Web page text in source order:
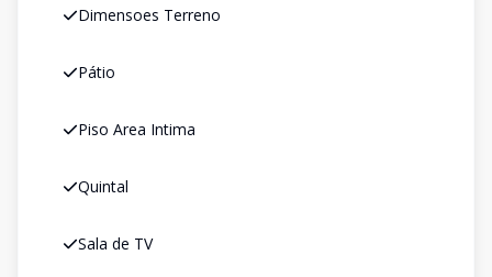
Dimensoes Terreno
Pátio
Piso Area Intima
Quintal
Sala de TV